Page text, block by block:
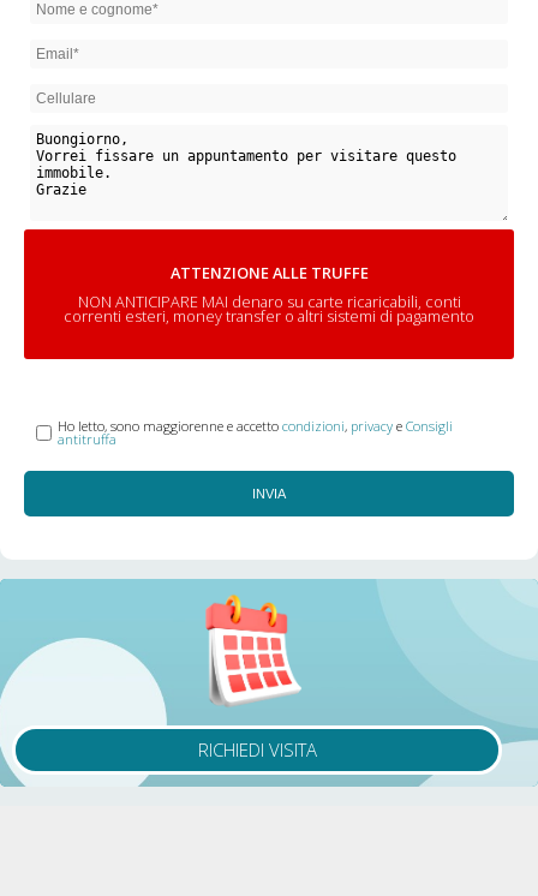
ATTENZIONE ALLE TRUFFE
NON ANTICIPARE MAI denaro su carte ricaricabili, conti
correnti esteri, money transfer o altri sistemi di pagamento
Ho letto, sono maggiorenne e accetto condizioni, privacy e Consigli
antitruffa
INVIA
RICHIEDI VISITA